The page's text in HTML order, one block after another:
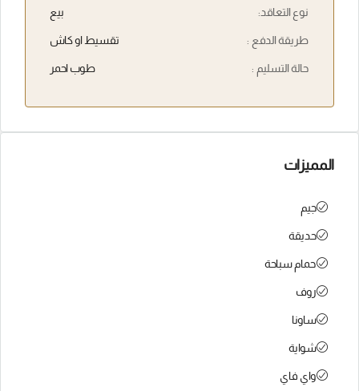
نوع التعاقد: بيع
طريقة الدفع : تقسيط او كاش
حالة التسليم : طوب احمر
المميزات
جيم
حديقة
حمام سباحة
روف
ساونا
شواية
واي فاي